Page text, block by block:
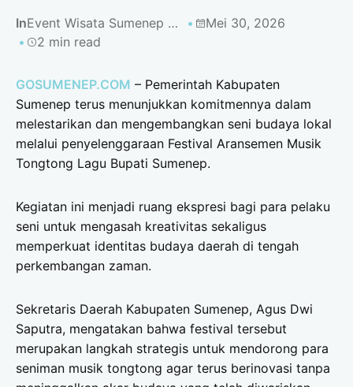
In Event Wisata Sumenep 2026
Mei 30, 2026
2 min read
GOSUMENEP.COM – Pemerintah Kabupaten
Sumenep terus menunjukkan komitmennya dalam
melestarikan dan mengembangkan seni budaya lokal
melalui penyelenggaraan Festival Aransemen Musik
Tongtong Lagu Bupati Sumenep.
Kegiatan ini menjadi ruang ekspresi bagi para pelaku
seni untuk mengasah kreativitas sekaligus
memperkuat identitas budaya daerah di tengah
perkembangan zaman.
Sekretaris Daerah Kabupaten Sumenep, Agus Dwi
Saputra, mengatakan bahwa festival tersebut
merupakan langkah strategis untuk mendorong para
seniman musik tongtong agar terus berinovasi tanpa